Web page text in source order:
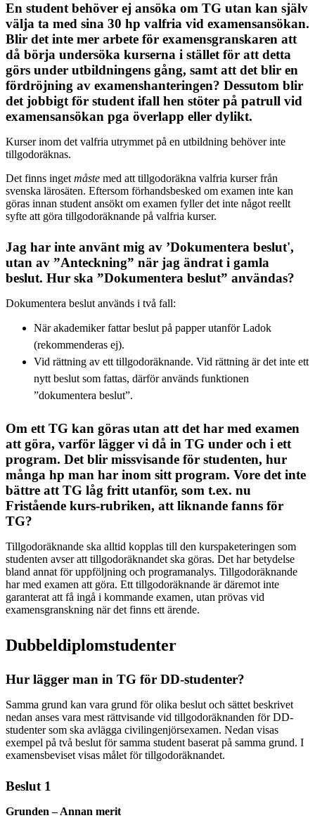
En student behöver ej ansöka om TG utan kan själv
välja ta med sina 30 hp valfria vid examensansökan.
Blir det inte mer arbete för examensgranskaren att
då börja undersöka kurserna i stället för att detta
görs under utbildningens gång, samt att det blir en
fördröjning av examenshanteringen? Dessutom blir
det jobbigt för student ifall hen stöter på patrull vid
examensansökan pga överlapp eller dylikt.
Kurser inom det valfria utrymmet på en utbildning behöver inte
tillgodoräknas.
Det finns inget måste med att tillgodoräkna valfria kurser från
svenska lärosäten. Eftersom förhandsbesked om examen inte kan
göras innan student ansökt om examen fyller det inte något reellt
syfte att göra tillgodoräknande på valfria kurser.
Jag har inte använt mig av ’Dokumentera beslut',
utan av ”Anteckning” när jag ändrat i gamla
beslut. Hur ska ”Dokumentera beslut” användas?
Dokumentera beslut används i två fall:
När akademiker fattar beslut på papper utanför Ladok
(rekommenderas ej).
Vid rättning av ett tillgodoräknande. Vid rättning är det inte ett
nytt beslut som fattas, därför används funktionen
”dokumentera beslut”.
Om ett TG kan göras utan att det har med examen
att göra, varför lägger vi då in TG under och i ett
program. Det blir missvisande för studenten, hur
många hp man har inom sitt program. Vore det inte
bättre att TG låg fritt utanför, som t.ex. nu
Fristående kurs-rubriken, att liknande fanns för
TG?
Tillgodoräknande ska alltid kopplas till den kurspaketeringen som
studenten avser att tillgodoräknandet ska göras. Det har betydelse
bland annat för uppföljning och programanalys. Tillgodoräknande
har med examen att göra. Ett tillgodoräknande är däremot inte
garanterat att få ingå i kommande examen, utan prövas vid
examensgranskning när det finns ett ärende.
Dubbeldiplomstudenter
Hur lägger man in TG för DD-studenter?
Samma grund kan vara grund för olika beslut och sättet beskrivet
nedan anses vara mest rättvisande vid tillgodoräknanden för DD-
studenter som ska avlägga civilingenjörsexamen. Nedan visas
exempel på två beslut för samma student baserat på samma grund. I
examensbeviset visas målet för tillgodoräknandet.
Beslut 1
Grunden – Annan merit